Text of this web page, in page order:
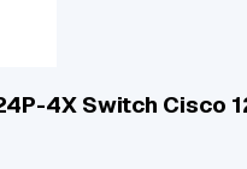
4X Switch Cisco